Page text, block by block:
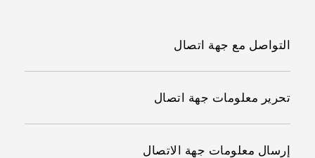
التواصل مع جهة اتصال
تحرير معلومات جهة اتصال
إرسال معلومات جهة الاتصال